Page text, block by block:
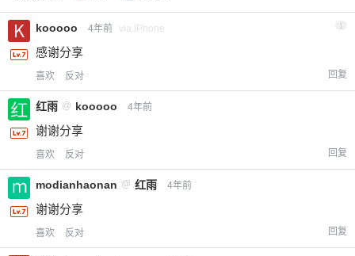
kooooo 4年前 via iPhone 1
感谢分享
喜欢 反对 回复
红雨 @ kooooo 4年前
谢谢分享
喜欢 反对 回复
modianhaonan @ 红雨 4年前
谢谢分享
喜欢 反对 回复